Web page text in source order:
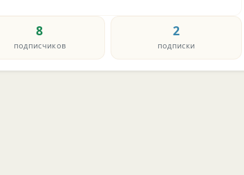
8
подписчиков
2
подписки